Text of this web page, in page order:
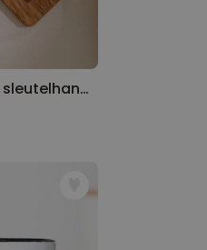
Gepersonaliseerde sleutelhanger van hout met symbolen